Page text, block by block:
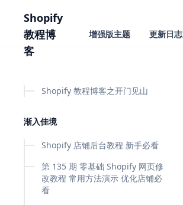
要内容Shopify
教程博
客
增强版主题 更新日志
Shopify 教程博客之开门见山
渐入佳境
Shopify 店铺后台教程 新手必看
第 135 期 零基础 Shopify 网页修
改教程 常用方法演示 优化店铺必
看